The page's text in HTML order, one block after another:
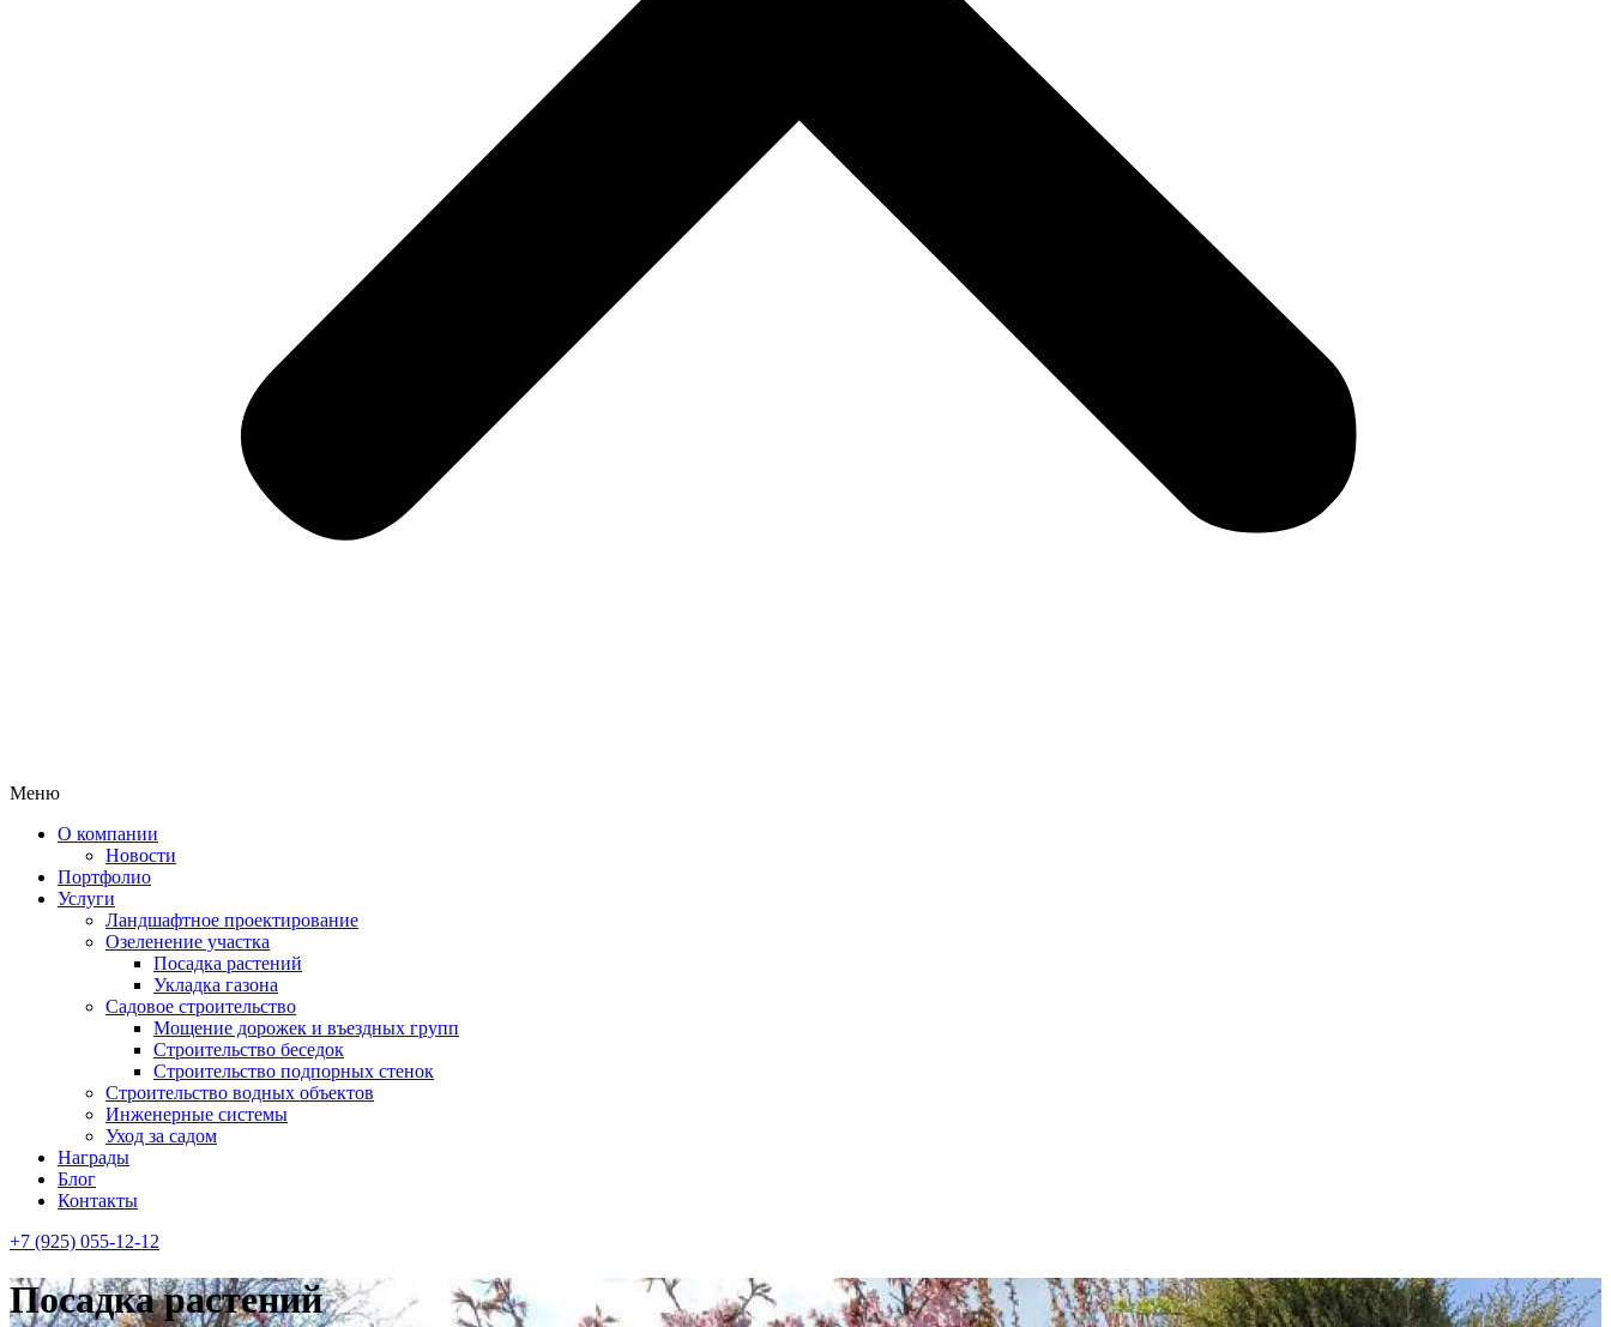
Меню
О компании
Новости
Портфолио
Услуги
Ландшафтное проектирование
Озеленение участка
Посадка растений
Укладка газона
Садовое строительство
Мощение дорожек и въездных групп
Строительство беседок
Строительство подпорных стенок
Строительство водных объектов
Инженерные системы
Уход за садом
Награды
Блог
Контакты
+7 (925) 055-12-12
Посадка растений